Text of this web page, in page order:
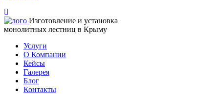
Изготовление и установка
монолитных лестниц в Крыму
Услуги
О Компании
Кейсы
Галерея
Блог
Контакты